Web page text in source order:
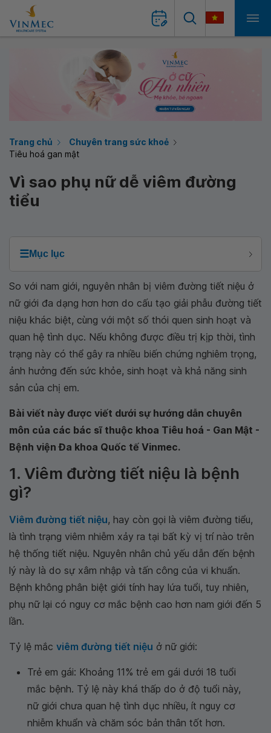
Trang chủ
Chuyên trang sức khoẻ
Tiêu hoá gan mật
Vì sao phụ nữ dễ viêm đường
tiểu
☰Mục lục
So với nam giới, nguyên nhân bị viêm đường tiết niệu ở
nữ giới đa dạng hơn hơn do cấu tạo giải phẫu đường tiết
niệu khác biệt, cùng với một số thói quen sinh hoạt và
quan hệ tình dục. Nếu không được điều trị kịp thời, tình
trạng này có thể gây ra nhiều biến chứng nghiêm trọng,
ảnh hưởng đến sức khỏe, sinh hoạt và khả năng sinh
sản của chị em.
Bài viết này được viết dưới sự hướng dẫn chuyên
môn của các bác sĩ thuộc khoa Tiêu hoá - Gan Mật -
Bệnh viện Đa khoa Quốc tế Vinmec.
1. Viêm đường tiết niệu là bệnh
gì?
Viêm đường tiết niệu, hay còn gọi là viêm đường tiểu,
là tình trạng viêm nhiễm xảy ra tại bất kỳ vị trí nào trên
hệ thống tiết niệu. Nguyên nhân chủ yếu dẫn đến bệnh
lý này là do sự xâm nhập và tấn công của vi khuẩn.
Bệnh không phân biệt giới tính hay lứa tuổi, tuy nhiên,
phụ nữ lại có nguy cơ mắc bệnh cao hơn nam giới đến 5
lần.
Tỷ lệ mắc viêm đường tiết niệu ở nữ giới:
Trẻ em gái: Khoảng 11% trẻ em gái dưới 18 tuổi
mắc bệnh. Tỷ lệ này khá thấp do ở độ tuổi này,
nữ giới chưa quan hệ tình dục nhiều, ít nguy cơ
nhiễm khuẩn và chăm sóc bản thân tốt hơn.